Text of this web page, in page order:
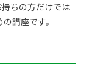
ちの方だけでは
講座です。